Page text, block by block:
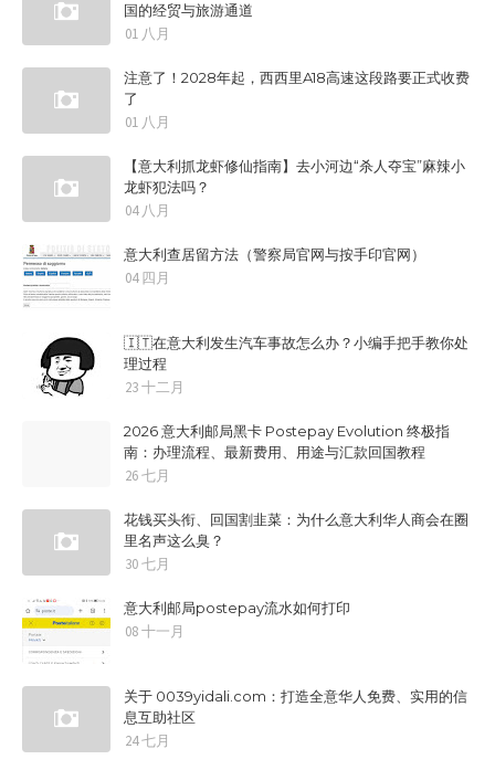
国的经贸与旅游通道
01 八月
注意了！2028年起，西西里A18高速这段路要正式收费
了
01 八月
【意大利抓龙虾修仙指南】去小河边“杀人夺宝”麻辣小
龙虾犯法吗？
04 八月
意大利查居留方法（警察局官网与按手印官网）
04 四月
🇮🇹在意大利发生汽车事故怎么办？小编手把手教你处
理过程
23 十二月
2026 意大利邮局黑卡 Postepay Evolution 终极指
南：办理流程、最新费用、用途与汇款回国教程
26 七月
花钱买头衔、回国割韭菜：为什么意大利华人商会在圈
里名声这么臭？
30 七月
意大利邮局postepay流水如何打印
08 十一月
关于 0039yidali.com：打造全意华人免费、实用的信
息互助社区
24 七月